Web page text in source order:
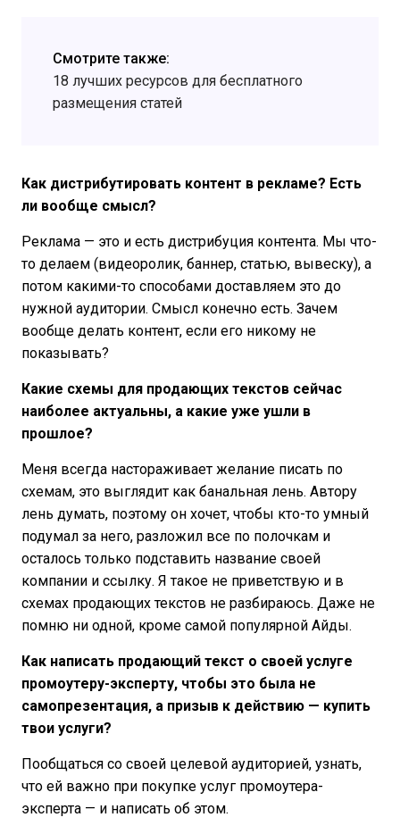
Смотрите также:
18 лучших ресурсов для бесплатного
размещения статей
Как дистрибутировать контент в рекламе? Есть
ли вообще смысл?
Реклама — это и есть дистрибуция контента. Мы что-
то делаем (видеоролик, баннер, статью, вывеску), а
потом какими-то способами доставляем это до
нужной аудитории. Смысл конечно есть. Зачем
вообще делать контент, если его никому не
показывать?
Какие схемы для продающих текстов сейчас
наиболее актуальны, а какие уже ушли в
прошлое?
Меня всегда настораживает желание писать по
схемам, это выглядит как банальная лень. Автору
лень думать, поэтому он хочет, чтобы кто-то умный
подумал за него, разложил все по полочкам и
осталось только подставить название своей
компании и ссылку. Я такое не приветствую и в
схемах продающих текстов не разбираюсь. Даже не
помню ни одной, кроме самой популярной Айды.
Как написать продающий текст о своей услуге
промоутеру-эксперту, чтобы это была не
самопрезентация, а призыв к действию — купить
твои услуги?
Пообщаться со своей целевой аудиторией, узнать,
что ей важно при покупке услуг промоутера-
эксперта — и написать об этом.